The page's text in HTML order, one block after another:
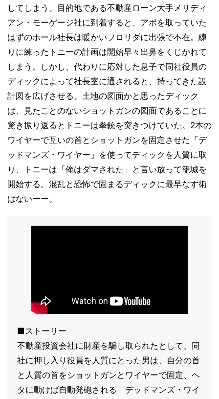
してしまう。目的地である不動産ローン大手メリディ
アン・モーゲージ社に到着すると、アポを取っていた
はずのホール社長は暖かいフロリダに出張で不在。練
りに練ったトニーの計画は開始早々出鼻をくじかれて
しまう。しかし、代わりに応対した息子で同社役員の
ディックによって社長室に通されると、持ってきた設
計図を広げさせる。土地の図面かと思ったディック
は、見たことのないショットガンの図面であることに
驚き振り返るとトニーは拳銃を突きつけていた。2本の
ワイヤーで互いの首とショットガンを固定させた「デ
ッドマンズ・ワイヤー」を使ってディックを人質に取
り、トニーは「俺はダマされた」と言い放って籠城を
開始する。混乱と恐怖で固まるディックに最早なす術
はないーー。
■ストーリー
不動産投資会社に財産を騙し取られたとして、同
社に押し入り役員を人質にとった男は、自分の首
と人質の首をショットガンとワイヤーで固定、ヘ
タに動けば自動発砲される「デッドマンズ・ワイ